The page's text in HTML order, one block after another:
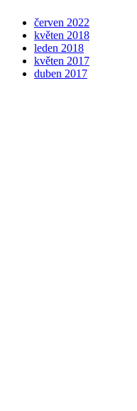
červen 2022
květen 2018
leden 2018
květen 2017
duben 2017